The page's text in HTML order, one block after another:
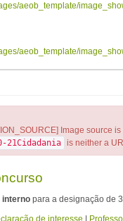
aeob_template/
aeob_template/
Image source
21Cidadania is neither a
interno para a designação de